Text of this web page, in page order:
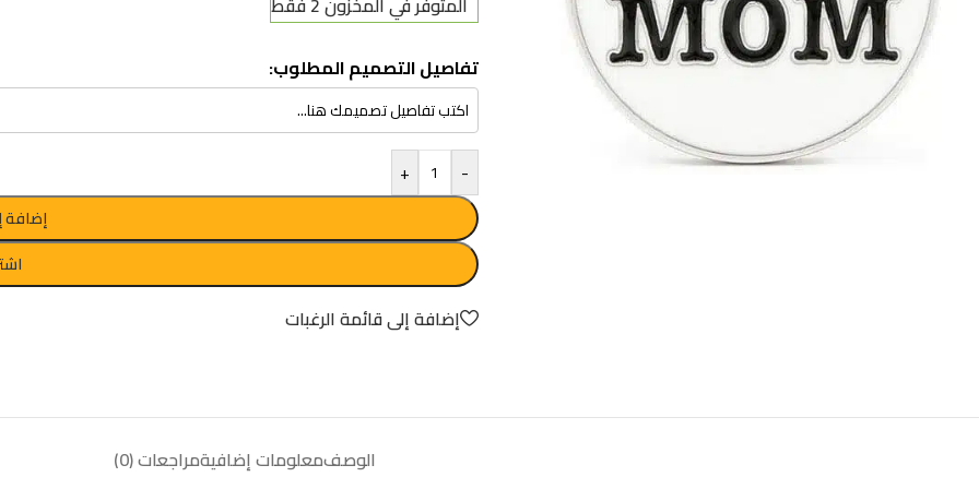
تفاصيل التصميم المطلوب:
-
+
إضافة
إضافة إلى قائمة الرغبات
الوصفمعلومات إضافيةمراجعات (0)